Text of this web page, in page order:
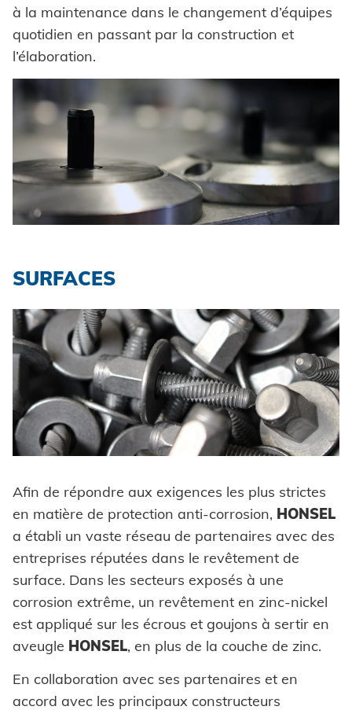
à la maintenance dans le changement d’équipes
quotidien en passant par la construction et
l’élaboration.
SURFACES
Afin de répondre aux exigences les plus strictes
en matière de protection anti-corrosion, HONSEL
a établi un vaste réseau de partenaires avec des
entreprises réputées dans le revêtement de
surface. Dans les secteurs exposés à une
corrosion extrême, un revêtement en zinc-nickel
est appliqué sur les écrous et goujons à sertir en
aveugle HONSEL, en plus de la couche de zinc.
En collaboration avec ses partenaires et en
accord avec les principaux constructeurs